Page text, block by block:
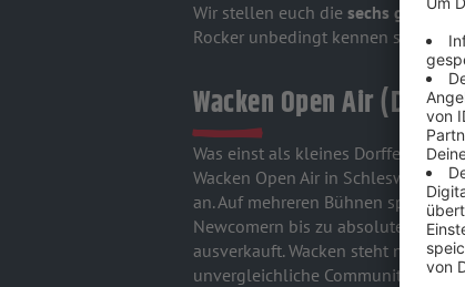
Wir stellen euch die sechs
Rocker unbedingt kennen solltet:
Wacken Open Air
Was einst als kleines Dorffest
Wacken Open Air in Schleswig-
an. Auf mehreren Bühnen spielen
Newcomern bis zu absoluten
ausverkauft. Wacken steht nicht
unvergleichliche Community und